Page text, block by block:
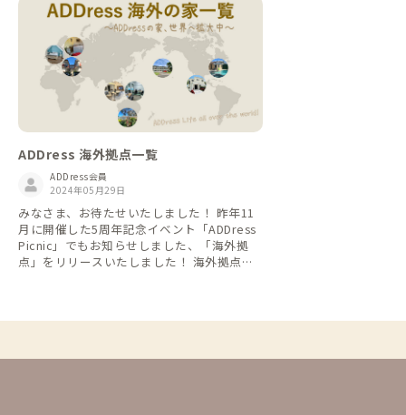
ADDress 海外拠点一覧
ADDress会員
2024年05月29日
みなさま、お待たせいたしました！ 昨年11
月に開催した5周年記念イベント「ADDress
Picnic」でもお知らせしました、「海外拠
点」をリリースいたしました！ 海外拠点一
＝＝＝ ＝＝＝＝＝＝＝＝＝＝＝＝＝＝＝＝